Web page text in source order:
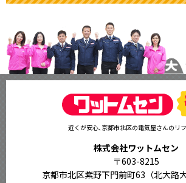
近くが安心､京都市北区の電気屋さんのリ
株式会社ワットムセン
〒603-8215
京都市北区紫野下門前町63（北大路